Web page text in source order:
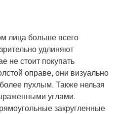
лица больше всего
удлиняют
не стоит покупать
оправе, они визуально
пухлым. Также нельзя
углами.
закругленные